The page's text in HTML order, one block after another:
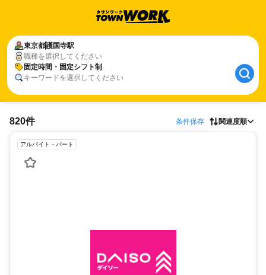
東京都護国寺駅
職種を選択してください
固定時間・固定シフト制
キーワードを選択してください
820件 条件保存 関連度順
アルバイト・パート